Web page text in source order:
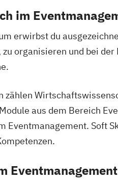
im
erwirbst du
organisieren und bei
zählen
aus dem Bereich
Eventmanagement. Soft